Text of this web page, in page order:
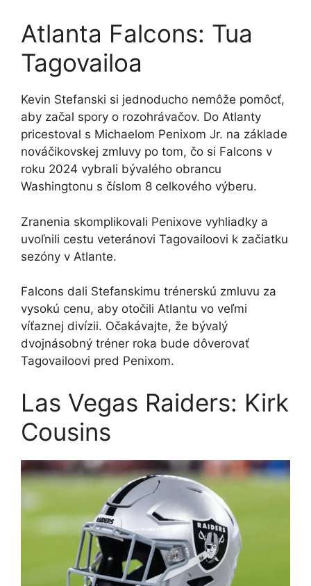
Atlanta Falcons: Tua
Tagovailoa
Kevin Stefanski si jednoducho nemôže pomôcť,
aby začal spory o rozohrávačov. Do Atlanty
pricestoval s Michaelom Penixom Jr. na základe
nováčikovskej zmluvy po tom, čo si Falcons v
roku 2024 vybrali bývalého obrancu
Washingtonu s číslom 8 celkového výberu.
Zranenia skomplikovali Penixove vyhliadky a
uvoľnili cestu veteránovi Tagovailoovi k začiatku
sezóny v Atlante.
Falcons dali Stefanskimu trénerskú zmluvu za
vysokú cenu, aby otočili Atlantu vo veľmi
víťaznej divízii. Očakávajte, že bývalý
dvojnásobný tréner roka bude dôverovať
Tagovailoovi pred Penixom.
Las Vegas Raiders: Kirk
Cousins